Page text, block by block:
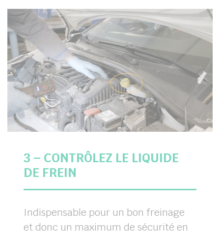
3 – CONTRÔLEZ LE LIQUIDE
DE FREIN
Indispensable pour un bon freinage
et donc un maximum de sécurité en